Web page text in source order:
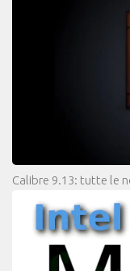
Calibre 9.13: tutte le